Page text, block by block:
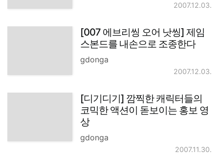
2007.12.03.
[007 에브리씽 오어 낫씽] 제임
스본드를 내손으로 조종한다
gdonga
2007.12.03.
[디기디기] 깜찍한 캐릭터들의
코믹한 액션이 돋보이는 홍보 영
상
gdonga
2007.11.30.